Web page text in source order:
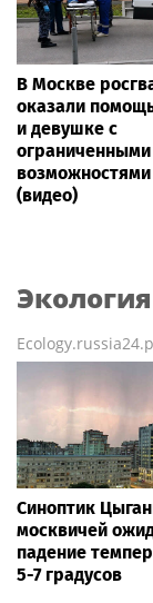
В Москве
оказали
и девушке с
ограниченными
(видео)
Синоптик
москвичей
падение
5-7 градусов